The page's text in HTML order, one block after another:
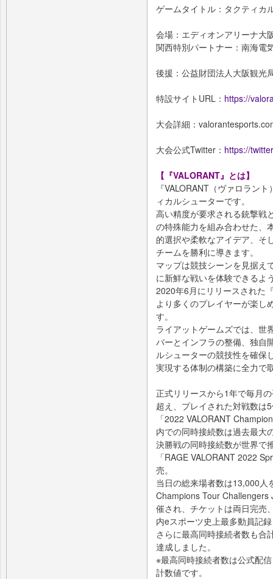
ゲームタイトル：タクティカ
会場：エディオンアリーナ大
関西特別パートナー：南海電
後援：公益財団法人大阪観光
特設サイトURL： https://
大会詳細：
大会公式Twitter： https://
【『VALORANT』とは】
『VALORANT（ヴァロラン
ィカルシューターです。
高い精度が要求される銃撃戦
の特殊能力を組み合わせた、
的選択や柔軟なアイデア、そ
チームを勝利に導きます。
マップは競技シーンを見据え
に新鮮な戦いを体験できるよ
2020年6月にリリースされた
より多くのプレイヤーが楽し
す。
ライアットゲームズでは、世
バーとインフラの整備、独自
ルシューターの競技性を確保
実現する体制の構築に全力で
正式リリースから1年で毎月
超え、プレイされた対戦数は
「2022 VALORANT
内での同時接続数は過去最大
決勝戦の同時接続数が世界で
「RAGE VALORANT 2022
売。
当日の総来場者数は13,000人
Champions Tour Challengers
催され、チケットは両日完売
内eスポーツ史上最多動員記
さらに最高同時接続者数も合
達成しました。
※最高同時接続者数は公式配
計数値です。